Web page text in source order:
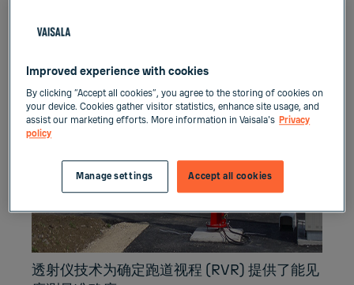
透射仪技术为确定跑道视程 (RVR) 提供了能见
Improved experience with cookies
By clicking “Accept all cookies”, you agree to the storing of cookies on
your device. Cookies gather visitor statistics, enhance site usage, and
assist our marketing efforts. More information in Vaisala's Privacy
policy
Accept all cookies
Manage settings